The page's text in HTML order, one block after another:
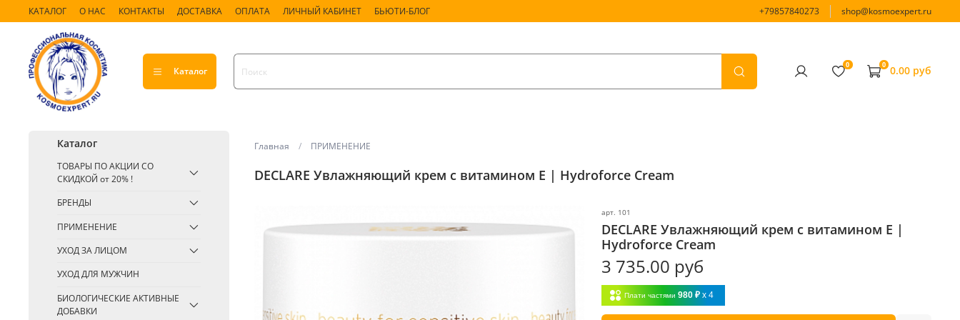
КАТАЛОГ О НАС КОНТАКТЫ ДОСТАВКА ОПЛАТА ЛИЧНЫЙ КАБИНЕТ БЬЮТИ-БЛОГ +79857840273 shop@kosmoexpert.ru
Каталог
0 0 0.00 руб
Главная ПРИМЕНЕНИЕ
DECLARE Увлажняющий крем с витамином Е | Hydroforce Cream
арт. 101
DECLARE Увлажняющий крем с витамином Е |
Hydroforce Cream
3 735.00 руб
Плати частями 980 ₽ x 4
Каталог
ТОВАРЫ ПО АКЦИИ СО
СКИДКОЙ от 20% !
БРЕНДЫ
ПРИМЕНЕНИЕ
УХОД ЗА ЛИЦОМ
УХОД ДЛЯ МУЖЧИН
БИОЛОГИЧЕСКИЕ АКТИВНЫЕ
ДОБАВКИ